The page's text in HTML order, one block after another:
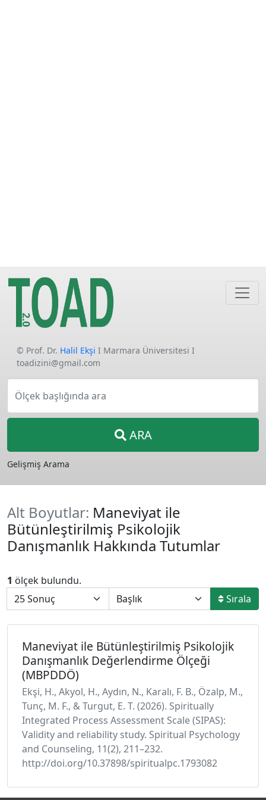
© Prof. Dr. Halil Ekşi I Marmara Üniversitesi I
toadizini@gmail.com
Ölçek başlığında ara
ARA
Gelişmiş Arama
Alt Boyutlar: Maneviyat ile
Bütünleştirilmiş Psikolojik
Danışmanlık Hakkında Tutumlar
1 ölçek bulundu.
Sırala
Maneviyat ile Bütünleştirilmiş Psikolojik
Danışmanlık Değerlendirme Ölçeği
(MBPDDÖ)
Ekşi, H., Akyol, H., Aydın, N., Karalı, F. B., Özalp, M.,
Tunç, M. F., & Turgut, E. T. (2026). Spiritually
Integrated Process Assessment Scale (SIPAS):
Validity and reliability study. Spiritual Psychology
and Counseling, 11(2), 211–232.
http://doi.org/10.37898/spiritualpc.1793082